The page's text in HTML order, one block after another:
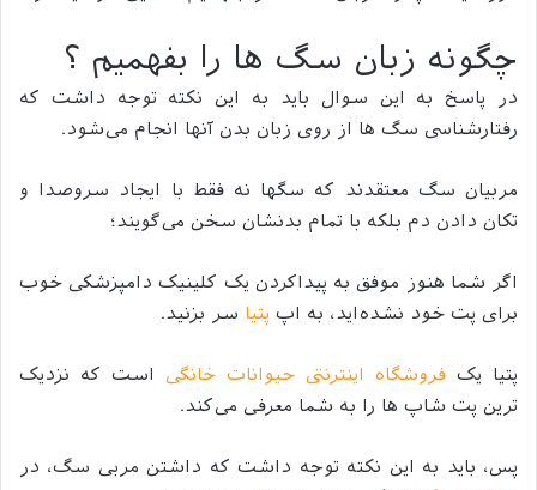
چگونه زبان سگ ها را بفهمیم ؟
در پاسخ به این سوال باید به این نکته توجه داشت که
رفتارشناسی سگ ها از روی زبان بدن آنها انجام می‌شود.
مربیان سگ معتقدند که سگها نه فقط با ایجاد سروصدا و
تکان دادن دم بلکه با تمام بدنشان سخن می‌گویند؛
اگر شما هنوز موفق به پیداکردن یک کلینیک دامپزشکی خوب
برای پت خود نشده‌اید، به اپ پتیا سر بزنید.
پتیا یک فروشگاه اینترنتی حیوانات خانگی است که نزدیک
ترین پت شاپ ها را به شما معرفی می‌کند.
پس، باید به این نکته توجه داشت که داشتن مربی سگ، در